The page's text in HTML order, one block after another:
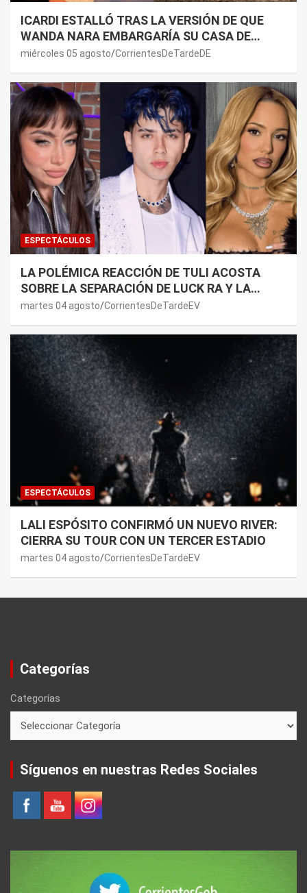
ICARDI ESTALLÓ TRAS LA VERSIÓN DE QUE
WANDA NARA EMBARGARÍA SU CASA DE
NORDELTA: “NECESITAN RASCAR DE ALGÚN
miércoles 05 agosto CorrientesDeTardeDE
ESPECTÁCULOS
LA POLÉMICA REACCIÓN DE TULI ACOSTA
SOBRE LA SEPARACIÓN DE LUCK RA Y LA
JOAQUI: “¿MI VERDAD?”
martes 04 agosto CorrientesDeTardeEV
ESPECTÁCULOS
LALI ESPÓSITO CONFIRMÓ UN NUEVO RIVER:
CIERRA SU TOUR CON UN TERCER ESTADIO
martes 04 agosto CorrientesDeTardeEV
Categorías
Categorías
Síguenos en nuestras Redes Sociales